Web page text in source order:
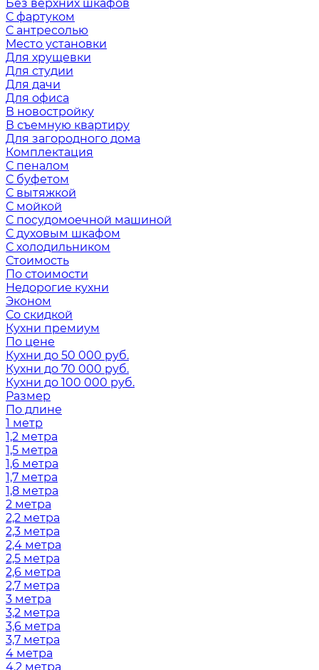
Без верхних шкафов
С фартуком
С антресолью
Место установки
Для хрущевки
Для студии
Для дачи
Для офиса
В новостройку
В съемную квартиру
Для загородного дома
Комплектация
С пеналом
С буфетом
С вытяжкой
С мойкой
С посудомоечной машиной
С духовым шкафом
С холодильником
Стоимость
По стоимости
Недорогие кухни
Эконом
Со скидкой
Кухни премиум
По цене
Кухни до 50 000 руб.
Кухни до 70 000 руб.
Кухни до 100 000 руб.
Размер
По длине
1 метр
1,2 метра
1,5 метра
1,6 метра
1,7 метра
1,8 метра
2 метра
2,2 метра
2,3 метра
2,4 метра
2,5 метра
2,6 метра
2,7 метра
3 метра
3,2 метра
3,6 метра
3,7 метра
4 метра
4,2 метра